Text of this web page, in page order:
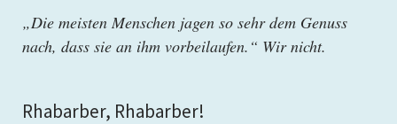
„Die meisten Menschen jagen so sehr dem Genuss
nach, dass sie an ihm vorbeilaufen.“ Wir nicht.
Rhabarber, Rhabarber!